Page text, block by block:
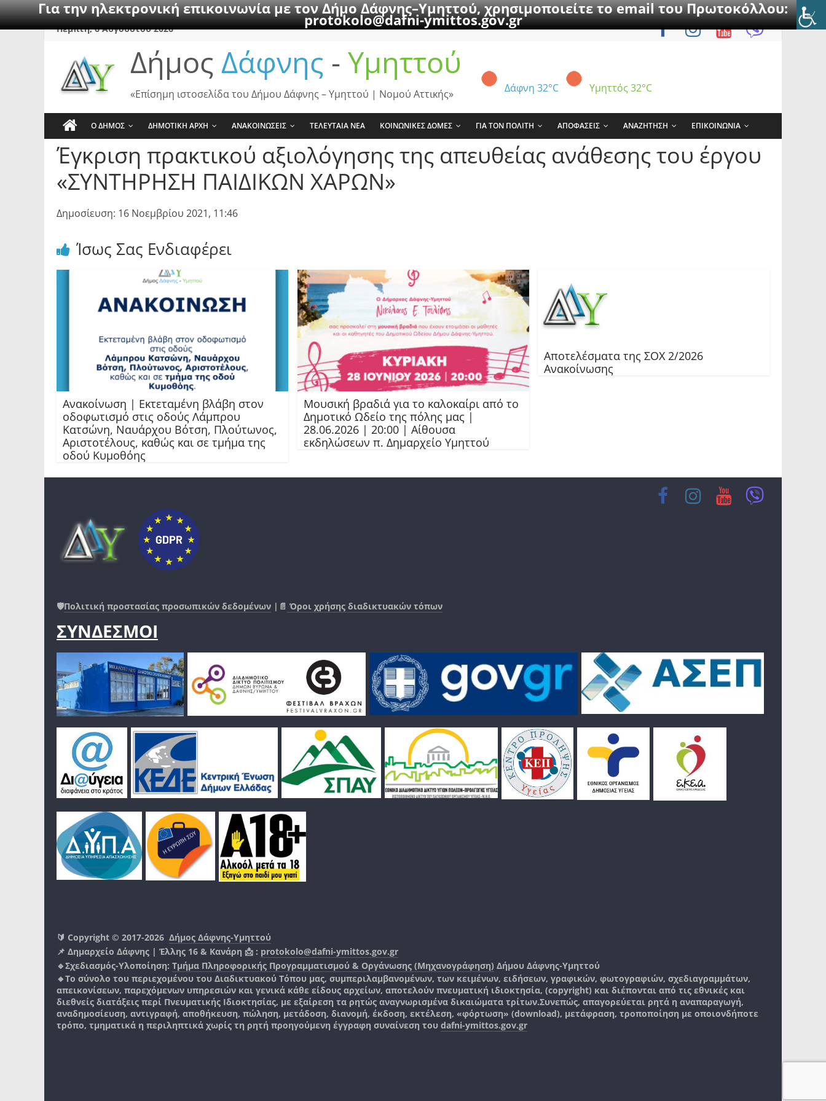
Για την ηλεκτρονική επικοινωνία με τον Δήμο Δάφνης–Υμηττού, χρησιμοποιείτε το email του Πρωτοκόλλου:
protokolo@dafni-ymittos.gov.gr
SkipΠέμπτη, 6 Αυγούστου 2026
Δήμος Δάφνης - Υμηττού
Δάφνη 32°C Υμηττός 32°C
«Επίσημη ιστοσελίδα του Δήμου Δάφνης – Υμηττού | Νομού Αττικής»
Ο ΔΗΜΟΣ ΔΗΜΟΤΙΚΗ ΑΡΧΗ ΑΝΑΚΟΙΝΩΣΕΙΣ ΤΕΛΕΥΤΑΙΑ ΝΕΑ ΚΟΙΝΩΝΙΚΕΣ ΔΟΜΕΣ ΓΙΑ ΤΟΝ ΠΟΛΙΤΗ ΑΠΟΦΑΣΕΙΣ ΑΝΑΖΗΤΗΣΗ ΕΠΙΚΟΙΝΩΝΙΑ
Έγκριση πρακτικού αξιολόγησης της απευθείας ανάθεσης του έργου
«ΣΥΝΤΗΡΗΣΗ ΠΑΙΔΙΚΩΝ ΧΑΡΩΝ»
Δημοσίευση: 16 Νοεμβρίου 2021, 11:46
Ίσως Σας Ενδιαφέρει
Ανακοίνωση | Εκτεταμένη βλάβη στον
οδοφωτισμό στις οδούς Λάμπρου
Κατσώνη, Ναυάρχου Βότση, Πλούτωνος,
Αριστοτέλους, καθώς και σε τμήμα της
οδού Κυμοθόης
Μουσική βραδιά για το καλοκαίρι από το
Δημοτικό Ωδείο της πόλης μας |
28.06.2026 | 20:00 | Αίθουσα
εκδηλώσεων π. Δημαρχείο Υμηττού
Αποτελέσματα της ΣΟΧ 2/2026
Ανακοίνωσης
🛡️Πολιτική προστασίας προσωπικών δεδομένων |📄 Όροι χρήσης διαδικτυακών τόπων
ΣΥΝΔΕΣΜΟΙ
🔰 Copyright © 2017-2026 Δήμος Δάφνης-Υμηττού
📌 Δημαρχείο Δάφνης | Έλλης 16 & Κανάρη 📩 : protokolo@dafni-ymittos.gov.gr
🔹Σχεδιασμός-Υλοποίηση: Τμήμα Πληροφορικής Προγραμματισμού & Οργάνωσης (Μηχανογράφηση) Δήμου Δάφνης-Υμηττού
🔸Το σύνολο του περιεχομένου του Διαδικτυακού Τόπου μας, συμπεριλαμβανομένων, των κειμένων, ειδήσεων, γραφικών, φωτογραφιών, σχεδιαγραμμάτων,
απεικονίσεων, παρεχόμενων υπηρεσιών και γενικά κάθε είδους αρχείων, αποτελούν πνευματική ιδιοκτησία, (copyright) και διέπονται από τις εθνικές και
διεθνείς διατάξεις περί Πνευματικής Ιδιοκτησίας, με εξαίρεση τα ρητώς αναγνωρισμένα δικαιώματα τρίτων.Συνεπώς, απαγορεύεται ρητά η αναπαραγωγή,
αναδημοσίευση, αντιγραφή, αποθήκευση, πώληση, μετάδοση, διανομή, έκδοση, εκτέλεση, «φόρτωση» (download), μετάφραση, τροποποίηση με οποιονδήποτε
τρόπο, τμηματικά η περιληπτικά χωρίς τη ρητή προηγούμενη έγγραφη συναίνεση του dafni-ymittos.gov.gr